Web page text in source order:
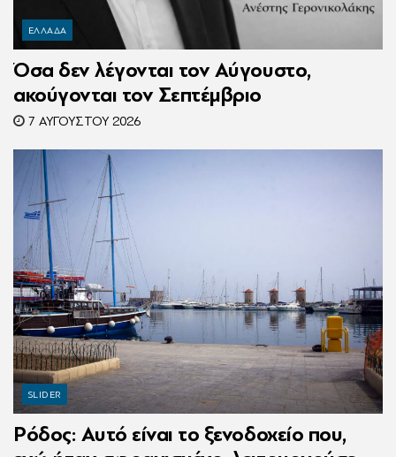
ΕΛΛΑΔΑ
Όσα δεν λέγονται τον Αύγουστο,
ακούγονται τον Σεπτέμβριο
7 ΑΥΓΟΎΣΤΟΥ 2026
SLIDER
Ρόδος: Αυτό είναι το ξενοδοχείο που,